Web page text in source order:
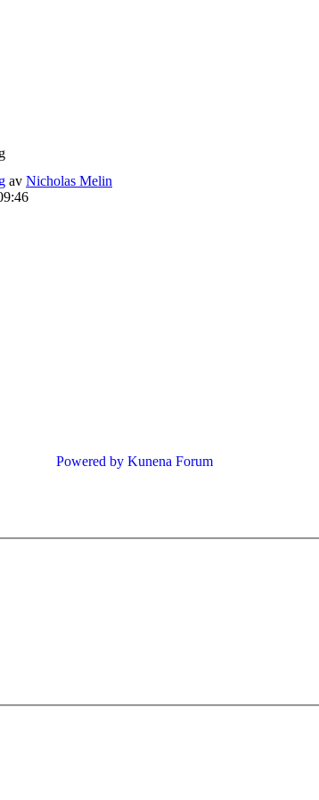
av Nicholas Melin
Powered by Kunena Forum